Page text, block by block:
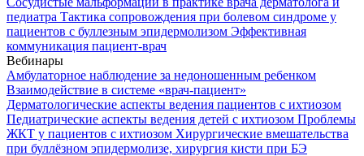
педиатра Тактика сопровождения при болевом синдроме у
пациентов с буллезным эпидермолизом Эффективная
коммуникация пациент-врач
Вебинары
Амбулаторное наблюдение за недоношенным ребенком
Взаимодействие в системе «врач-пациент»
Дерматологические аспекты ведения пациентов с ихтиозом
Педиатрические аспекты ведения детей с ихтиозом Проблемы
ЖКТ у пациентов с ихтиозом Хирургические вмешательства
при буллёзном эпидермолизе, хирургия кисти при БЭ